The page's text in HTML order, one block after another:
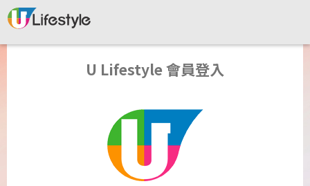
U Lifestyle 會員登入